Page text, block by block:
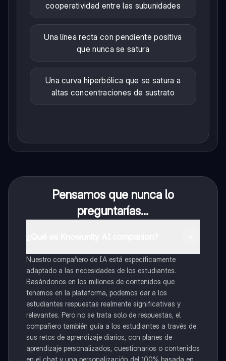
cooperatividad entre las subunidades
Una línea recta con pendiente positiva
que nunca se satura
Una curva hiperbólica que se satura a
altas concentraciones de sustrato
Pensamos que nunca lo
preguntarías...
Nuestro compañero de IA está específicamente
adaptado a las necesidades de los estudiantes.
Basándonos en los millones de contenidos que
tenemos en la plataforma, podemos dar a los
estudiantes respuestas realmente significativas y
relevantes. Pero no se trata solo de respuestas, el
compañero también guía a los estudiantes a través de
sus retos de aprendizaje diarios, con planes de
aprendizaje personalizados, cuestionarios o contenidos